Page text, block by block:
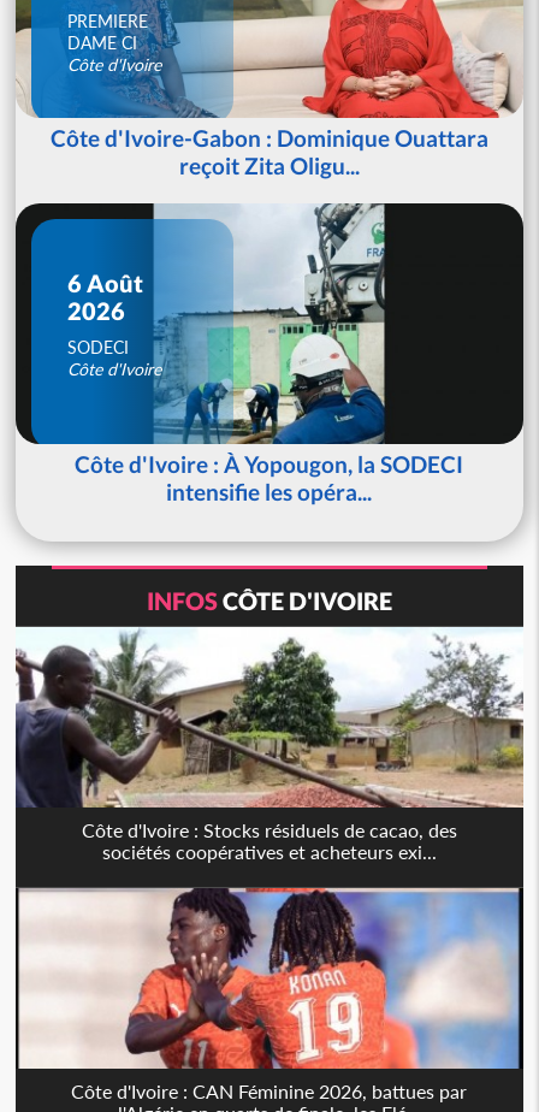
PREMIERE
DAME CI
Côte d'Ivoire
Côte d'Ivoire-Gabon : Dominique Ouattara
reçoit Zita Oligu...
6 Août
2026
SODECI
Côte d'Ivoire
Côte d'Ivoire : À Yopougon, la SODECI
intensifie les opéra...
INFOSCÔTE D'IVOIRE
Côte d'Ivoire : Stocks résiduels de cacao, des
sociétés coopératives et acheteurs exi...
Côte d'Ivoire : CAN Féminine 2026, battues par